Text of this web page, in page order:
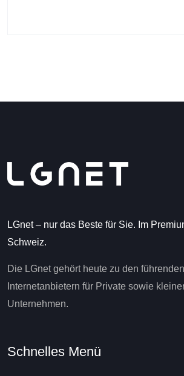
LGnet – nur das Beste für Sie. Im
Schweiz.
Die LGnet gehört heute zu den
Internetanbietern für Private sowie
Unternehmen.
Schnelles Menü